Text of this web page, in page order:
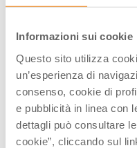
Informazioni sui cookie
Questo sito utilizza
un’esperienza di
consenso, cookie di
e pubblicità in linea con
dettagli può consultare
cookie”, cliccando sul